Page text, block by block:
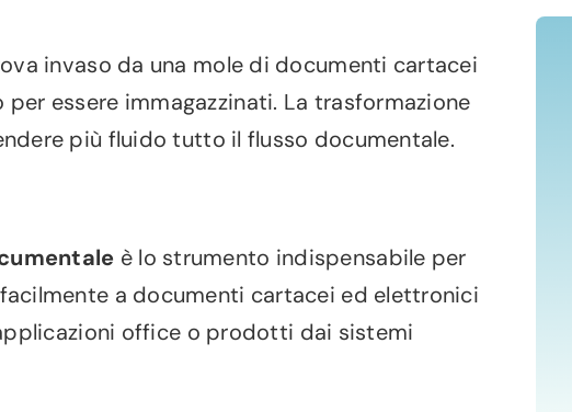
invaso da una mole di documenti cartacei
essere immagazzinati. La trasformazione
più fluido tutto il flusso documentale.
è lo strumento indispensabile per
a documenti cartacei ed elettronici
office o prodotti dai sistemi